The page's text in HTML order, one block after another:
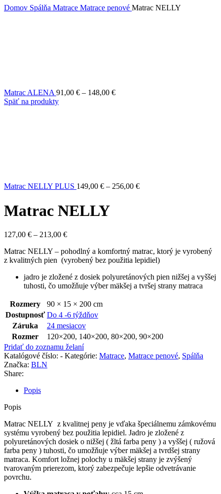
Domov Spálňa Matrace Matrace penové Matrac NELLY
Matrac ALENA 91,00 € – 148,00 €Price
Späť na produkty
Matrac NELLY PLUS 149,00 € – 256,00 €Price
Matrac NELLY
127,00 € – 213,00 €Price
127,00 €
through
Matrac NELLY – pohodlný a komfortný matrac, ktorý je vyrobený
z kvalitných pien (vyrobený bez použitia lepidiel)
jadro je zložené z dosiek polyuretánových pien nižšej a vyššej
tuhosti, čo umožňuje výber mäkšej a tvršej strany matraca
Rozmery
90 × 15 × 200 cm
Dostupnosť Do 4 -6 týždňov
Záruka
24 mesiacov
Rozmer
120×200, 140×200, 80×200, 90×200
Pridať do zoznamu želaní
Katalógové číslo: - Kategórie: Matrace, Matrace penové, Spálňa
Značka: BLN
Share:
Popis
Popis
Matrac NELLY z kvalitnej peny je vďaka špeciálnemu zámkovému
systému vyrobený bez použitia lepidiel. Jadro je zložené z
polyuretánových dosiek o nižšej ( žltá farba peny ) a vyššej ( ružová
farba peny ) tuhosti, čo umožňuje výber mäkšej a tvrdšej strany
matraca. Komfort ložnej polochy u mäkšej strany je zvýšený
tvarovaným prierezom, ktorý zabezpečuje lepšie odvetrávanie
povrchu.